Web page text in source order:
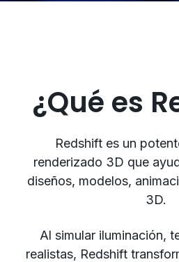
¿Qué es
Redshift es un
renderizado 3D que
diseños, modelos,
3D.
Al simular iluminación,
realistas, Redshift